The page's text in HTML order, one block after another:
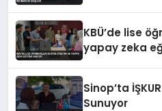
KBÜ’de lise
yapay zeka
Sinop’ta
Sunuyor